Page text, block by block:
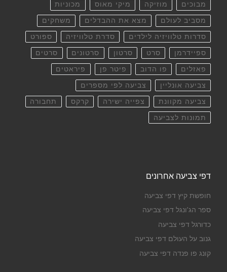
מבוכים מוזיקה מיקי מאוס מכוניות
מסביב לעולם מצא את ההבדלים משחקים
סדרות טלוויזיה לילדים סדרת טלוויזיה ספורט
ספיידרמן סרט סרטון סרטונים סרטים
פאזלים פו הדוב פיטר פן פיראטים
צביעה אונליין צביעה לפי מספרים
צביעה מקוונת צפייה ישירה קרקס תחבורה
תמונות לצביעה
דפי צביעה אחרונים
חופשת קיץ דפי צביעה
ספר הג'ונגל דפי צביעה
כדורגל דפי צביעה
גנוב על העולם דפי צביעה
קונג פו פנדה דפי צביעה